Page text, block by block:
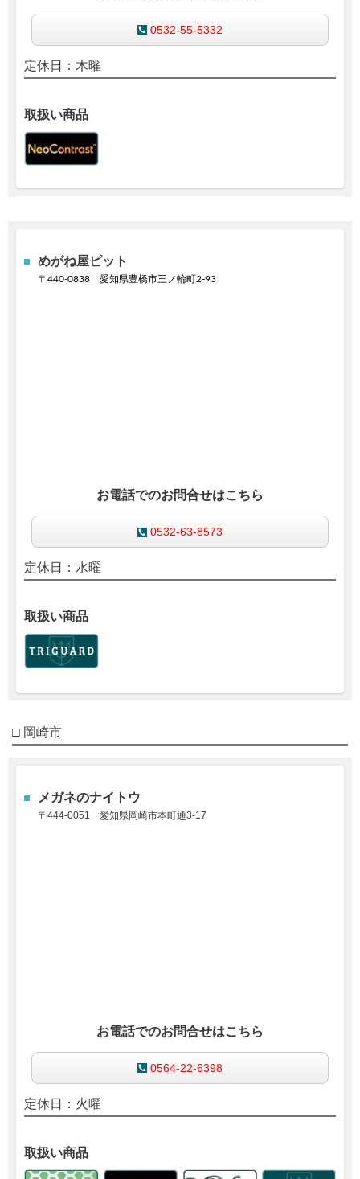
0532-55-5332
定休日：木曜
取扱い商品
めがね屋ピット
〒 440-0838 愛知県豊橋市三ノ輪町2-93
お電話でのお問合せはこちら
0532-63-8573
定休日：水曜
取扱い商品
□ 岡崎市
メガネのナイトウ
〒444-0051 愛知県岡崎市本町通3-17
お電話でのお問合せはこちら
0564-22-6398
定休日：火曜
取扱い商品